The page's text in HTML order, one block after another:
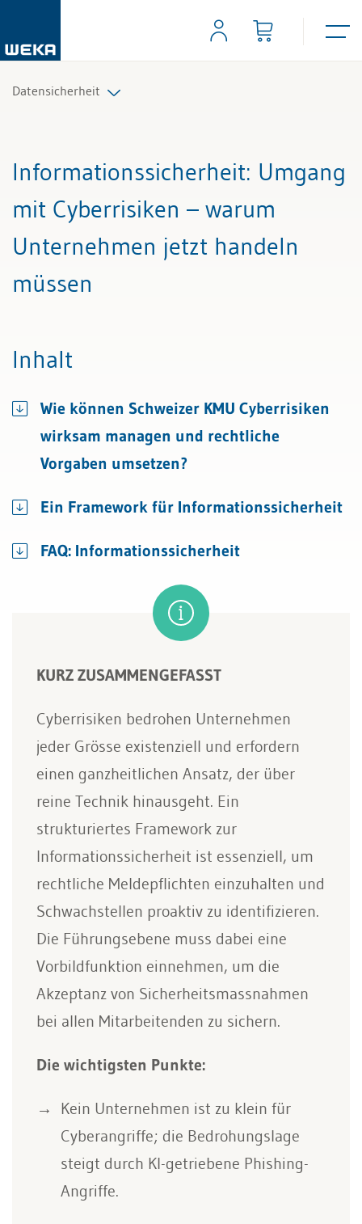
Datensicherheit
Alle Fachexperten
Informationssicherheit: Umgang
mit Cyberrisiken – warum
Unternehmen jetzt handeln
müssen
Inhalt
Wie können Schweizer KMU Cyberrisiken
wirksam managen und rechtliche
Vorgaben umsetzen?
Ein Framework für Informationssicherheit
FAQ: Informationssicherheit
KURZ ZUSAMMENGEFASST
Cyberrisiken bedrohen Unternehmen
jeder Grösse existenziell und erfordern
einen ganzheitlichen Ansatz, der über
reine Technik hinausgeht. Ein
strukturiertes Framework zur
Informationssicherheit ist essenziell, um
rechtliche Meldepflichten einzuhalten und
Schwachstellen proaktiv zu identifizieren.
Die Führungsebene muss dabei eine
Vorbildfunktion einnehmen, um die
Akzeptanz von Sicherheitsmassnahmen
bei allen Mitarbeitenden zu sichern.
Die wichtigsten Punkte:
Kein Unternehmen ist zu klein für
Cyberangriffe; die Bedrohungslage
steigt durch KI-getriebene Phishing-
Angriffe.